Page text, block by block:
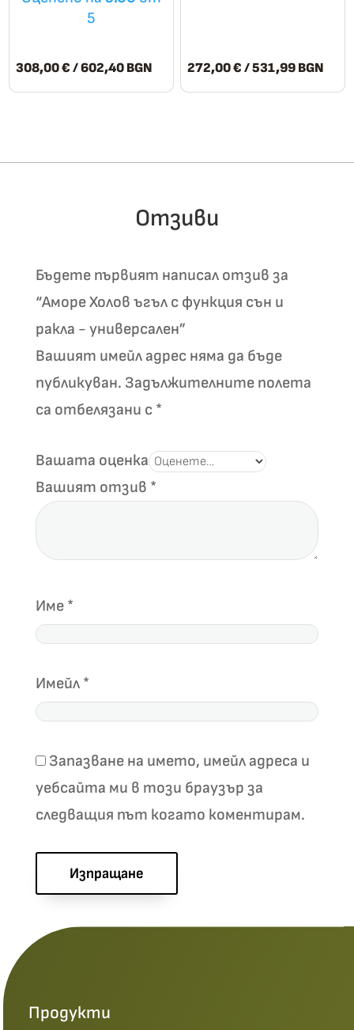
5
308,00€ / 602,40 BGN
multiple
chosen
product
272,00€ / 531,99 BGN
multiple
The
options
chosen
on
the
product
Отзиви
Бъдете първият написал отзив за
“АмореХолов ъгъл с функция сън и
ракла - универсален”
Вашият имейл адрес няма да бъде
публикуван. Задължителните полета
са отбелязани с *
Вашата оценка
Вашият отзив *
Име *
Имейл *
Запазване на името, имейл адреса и
уебсайта ми в този браузър за
следващия път когато коментирам.
Изпращане
Продукти